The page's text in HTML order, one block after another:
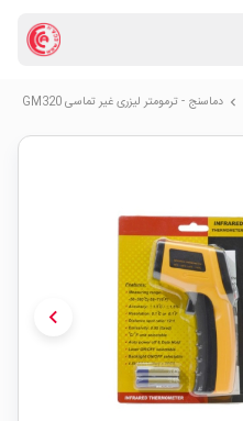
chevron_right دماسنج - ترمومتر لیزری غیر تماسی GM320
chevron_left